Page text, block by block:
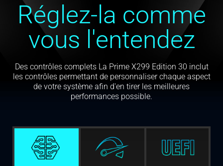
Réglez-la comme
vous l'entendez
Des contrôles complets La Prime X299 Edition 30 inclut
les contrôles permettant de personnaliser chaque aspect
de votre système afin d'en tirer les meilleures
performances possible.